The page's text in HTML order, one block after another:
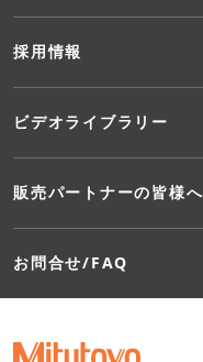
採用情報
ビデオライブラリー
販売パートナーの皆様へ
お問合せ/FAQ